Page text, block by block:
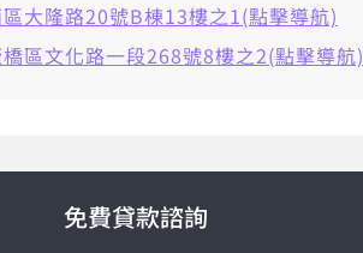
大隆路20號B棟13樓之1(點擊導航)
區文化路一段268號8樓之2(點擊導航)
免費貸款諮詢